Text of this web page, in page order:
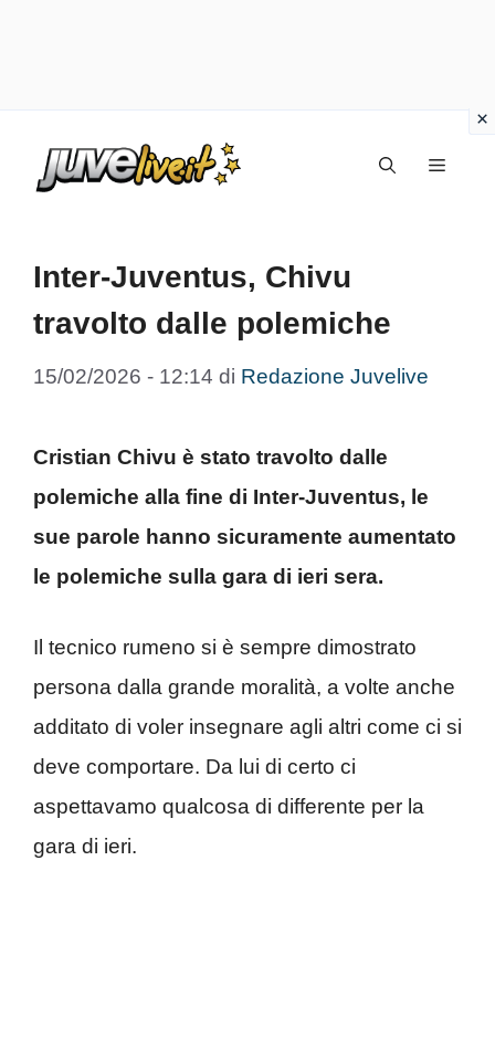
Menu
Inter-Juventus, Chivu
travolto dalle polemiche
15/02/2026 - 12:14 di Redazione Juvelive
Cristian Chivu è stato travolto dalle
polemiche alla fine di Inter-Juventus, le
sue parole hanno sicuramente aumentato
le polemiche sulla gara di ieri sera.
Il tecnico rumeno si è sempre dimostrato
persona dalla grande moralità, a volte anche
additato di voler insegnare agli altri come ci si
deve comportare. Da lui di certo ci
aspettavamo qualcosa di differente per la
gara di ieri.